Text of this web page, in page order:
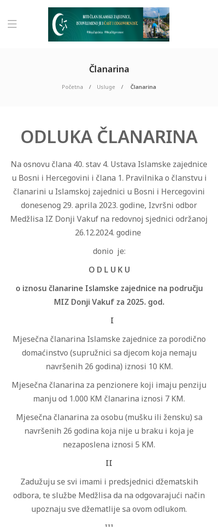
Članarina
Početna Usluge Članarina
ODLUKA ČLANARINA
Na osnovu člana 40. stav 4. Ustava Islamske zajednice
u Bosni i Hercegovini i člana 1. Pravilnika o članstvu i
članarini u Islamskoj zajednici u Bosni i Hercegovini
donesenog 29. aprila 2023. godine, Izvršni odbor
Medžlisa IZ Donji Vakuf na redovnoj sjednici održanoj
26.12.2024. godine
donio je:
O D L U K U
o iznosu članarine Islamske zajednice na području
MIZ Donji Vakuf za 2025. god.
I
Mjesečna članarina Islamske zajednice za porodično
domaćinstvo (supružnici sa djecom koja nemaju
navršenih 26 godina) iznosi 10 KM.
Mjesečna članarina za penzionere koji imaju penziju
manju od 1.000 KM članarina iznosi 7 KM.
Mjesečna članarina za osobu (mušku ili žensku) sa
navršenih 26 godina koja nije u braku i koja je
nezaposlena iznosi 5 KM.
II
Zadužuju se svi imami i predsjednici džematskih
odbora, te službe Medžlisa da na odgovarajući način
upoznaju sve džematlije sa ovom odlukom.